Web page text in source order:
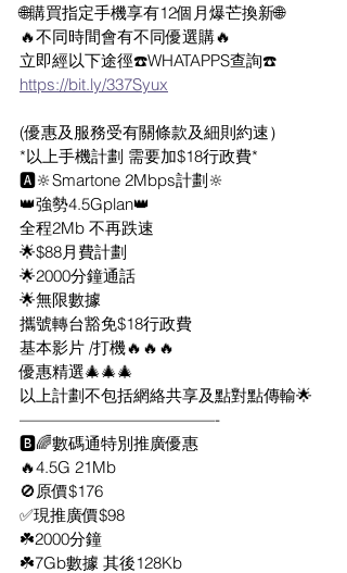
🌐購買指定手機享有12個月爆芒換新🌐
🔥不同時間會有不同優選購🔥
立即經以下途徑☎️WHATAPPS查詢☎️
https://bit.ly/337Syux
(優惠及服務受有關條款及細則約速）
*以上手機計劃 需要加$18行政費*
🅰️🔆Smartone 2Mbps計劃🔆
👑強勢4.5Gplan👑
全程2Mb 不再跌速
🌟$88月費計劃
🌟2000分鐘通話
🌟無限數據
攜號轉台豁免$18行政費
基本影片 /打機🔥🔥🔥
優惠精選🎄🎄🎄
以上計劃不包括網絡共享及點對點傳輸🌟
————————————-
🅱️🌈數碼通特別推廣優惠
🔥4.5G 21Mb
🚫原價$176
✅現推廣價$98
☘️2000分鐘
☘️7Gb數據 其後128Kb